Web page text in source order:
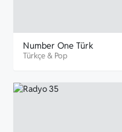
Number One Türk
Türkçe& Pop